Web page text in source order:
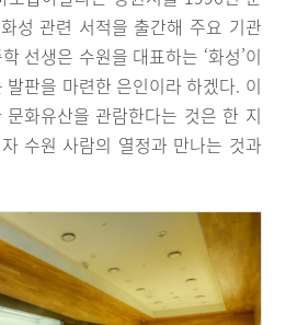
성 관련 서적을 출간해 주요 기관
선생은 수원을 대표하는 ‘화성’이
판을 마련한 은인이라 하겠다. 이
화유산을 관람한다는 것은 한 지
수원 사람의 열정과 만나는 것과